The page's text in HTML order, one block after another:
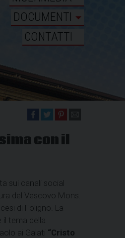
DOCUMENTI
CONTATTI
con il
sui canali social
del Vescovo Mons.
di Foligno. La
il tema della
ai Galati “Cristo